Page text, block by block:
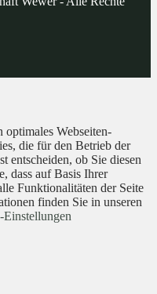
Webseiten-
die für den Betrieb der
entscheiden, ob Sie diesen
dass auf Basis Ihrer
Funktionalitäten der Seite
finden Sie in unseren